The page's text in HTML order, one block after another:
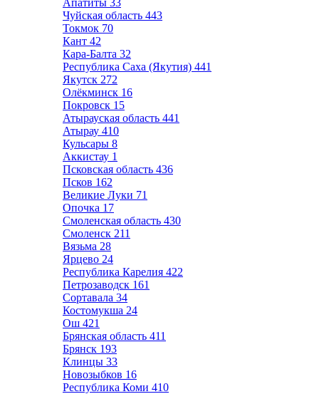
Апатиты 33
Чуйская область 443
Токмок 70
Кант 42
Кара-Балта 32
Республика Саха (Якутия) 441
Якутск 272
Олёкминск 16
Покровск 15
Атырауская область 441
Атырау 410
Кульсары 8
Аккистау 1
Псковская область 436
Псков 162
Великие Луки 71
Опочка 17
Смоленская область 430
Смоленск 211
Вязьма 28
Ярцево 24
Республика Карелия 422
Петрозаводск 161
Сортавала 34
Костомукша 24
Ош 421
Брянская область 411
Брянск 193
Клинцы 33
Новозыбков 16
Республика Коми 410